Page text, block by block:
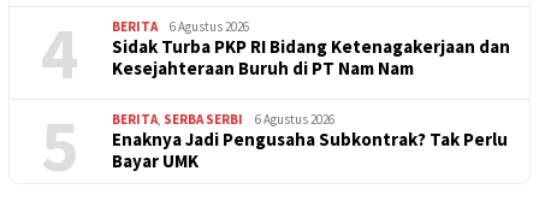
4 BERITA 6 Agustus 2026
Sidak Turba PKP RI Bidang Ketenagakerjaan dan
Kesejahteraan Buruh di PT Nam Nam
5 BERITA, SERBA SERBI 6 Agustus 2026
Enaknya Jadi Pengusaha Subkontrak? Tak Perlu
Bayar UMK